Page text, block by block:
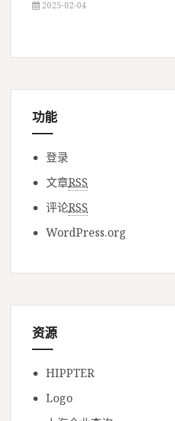
2025-02-04
功能
登录
文章RSS
评论RSS
WordPress.org
资源
HIPPTER
Logo